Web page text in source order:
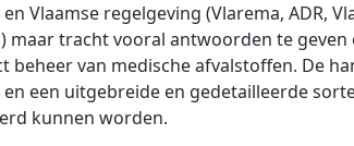
Vlaamse regelgeving (Vlarema, ADR,
maar tracht vooral antwoorden te geven
van medische afvalstoffen. De
een uitgebreide en gedetailleerde
kunnen worden.